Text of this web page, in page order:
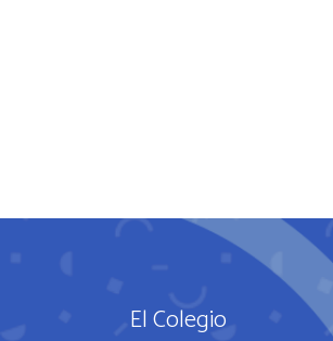
El Colegio